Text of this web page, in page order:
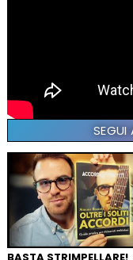
SEGUI
BASTA STRIMPELLARE!